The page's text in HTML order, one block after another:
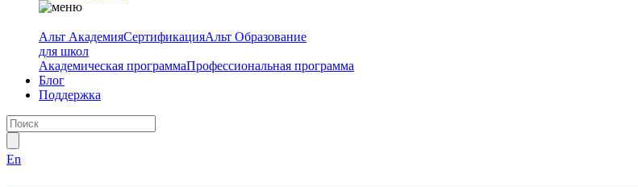
Альт АкадемияСертификацияАльт Образование
для школ
Академическая программаПрофессиональная программа
Блог
Поддержка
En